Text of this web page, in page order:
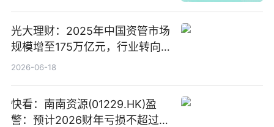
光大理财：2025年中国资管市场
规模增至175万亿元，行业转向
“量质并重”
2026-06-18
快看：南南资源(01229.HK)盈
警：预计2026财年亏损不超过